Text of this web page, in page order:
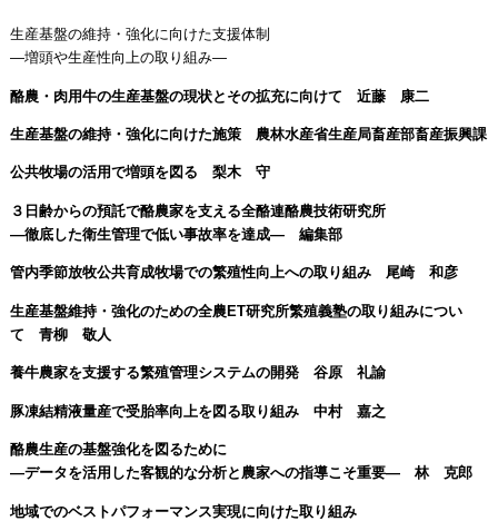
生産基盤の維持・強化に向けた支援体制
―増頭や生産性向上の取り組み―
酪農・肉用牛の生産基盤の現状とその拡充に向けて 近藤 康二
生産基盤の維持・強化に向けた施策 農林水産省生産局畜産部畜産振興課
公共牧場の活用で増頭を図る 梨木 守
３日齢からの預託で酪農家を支える全酪連酪農技術研究所
―徹底した衛生管理で低い事故率を達成― 編集部
管内季節放牧公共育成牧場での繁殖性向上への取り組み 尾崎 和彦
生産基盤維持・強化のための全農ET研究所繁殖義塾の取り組みについ
て 青柳 敬人
養牛農家を支援する繁殖管理システムの開発 谷原 礼諭
豚凍結精液量産で受胎率向上を図る取り組み 中村 嘉之
酪農生産の基盤強化を図るために
―データを活用した客観的な分析と農家への指導こそ重要― 林 克郎
地域でのベストパフォーマンス実現に向けた取り組み